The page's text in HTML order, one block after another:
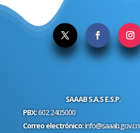
SAAAB S.A.S E.S.P.
PBX:602 2405000
Correo electrónico:info@saaab.gov.co